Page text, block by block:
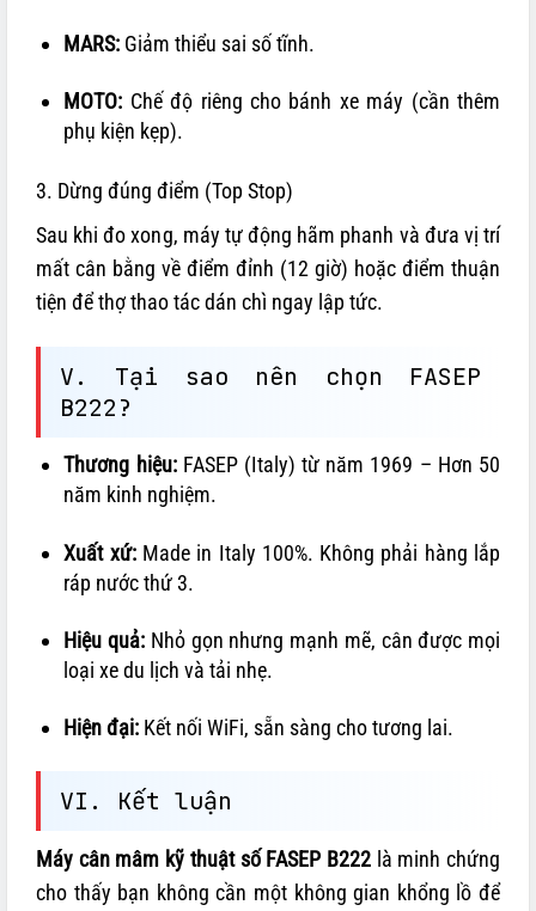
MARS: Giảm thiểu sai số tĩnh.
MOTO: Chế độ riêng cho bánh xe máy (cần thêm
phụ kiện kẹp).
3. Dừng đúng điểm (Top Stop)
Sau khi đo xong, máy tự động hãm phanh và đưa vị trí
mất cân bằng về điểm đỉnh (12 giờ) hoặc điểm thuận
tiện để thợ thao tác dán chì ngay lập tức.
V. Tại sao nên chọn FASEP
B222?
Thương hiệu:FASEP (Italy) từ năm 1969 – Hơn 50
năm kinh nghiệm.
Xuất xứ:Made in Italy 100%. Không phải hàng lắp
ráp nước thứ 3.
Hiệu quả: Nhỏ gọn nhưng mạnh mẽ, cân được mọi
loại xe du lịch và tải nhẹ.
Hiện đại: Kết nối WiFi, sẵn sàng cho tương lai.
VI. Kết luận
Máy cân mâm kỹ thuật số FASEP B222là minh chứng
cho thấy bạn không cần một không gian khổng lồ để